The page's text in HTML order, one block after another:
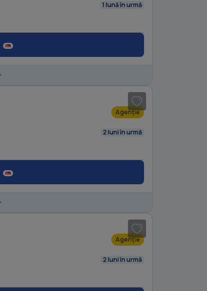
1 lună în urmă
Agenție
2 luni în urmă
Agenție
2 luni în urmă